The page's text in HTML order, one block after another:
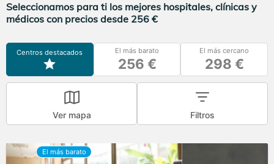
Seleccionamos para ti los mejores hospitales, clínicas y
médicos con precios desde 256 €
Centros destacados El más barato
256 €
El más cercano
298 €
Ver mapa Filtros